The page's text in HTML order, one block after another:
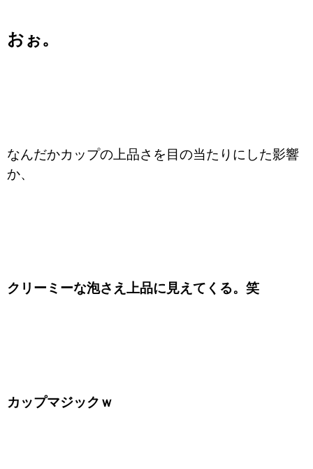
おぉ。
なんだかカップの上品さを目の当たりにした影響
か、
クリーミーな泡さえ上品に見えてくる。笑
カップマジックｗ